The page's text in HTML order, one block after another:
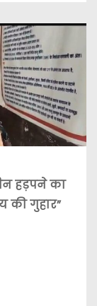
हड़पने का
की गुहार”